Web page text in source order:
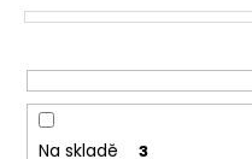
o
u
k
Na skladě 3
r
č
u